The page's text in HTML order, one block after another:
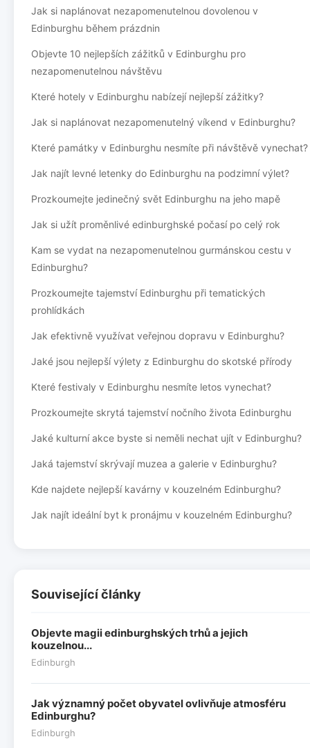
Jak si naplánovat nezapomenutelnou dovolenou v
Edinburghu během prázdnin
Objevte 10 nejlepších zážitků v Edinburghu pro
nezapomenutelnou návštěvu
Které hotely v Edinburghu nabízejí nejlepší zážitky?
Jak si naplánovat nezapomenutelný víkend v Edinburghu?
Které památky v Edinburghu nesmíte při návštěvě vynechat?
Jak najít levné letenky do Edinburghu na podzimní výlet?
Prozkoumejte jedinečný svět Edinburghu na jeho mapě
Jak si užít proměnlivé edinburghské počasí po celý rok
Kam se vydat na nezapomenutelnou gurmánskou cestu v
Edinburghu?
Prozkoumejte tajemství Edinburghu při tematických
prohlídkách
Jak efektivně využívat veřejnou dopravu v Edinburghu?
Jaké jsou nejlepší výlety z Edinburghu do skotské přírody
Které festivaly v Edinburghu nesmíte letos vynechat?
Prozkoumejte skrytá tajemství nočního života Edinburghu
Jaké kulturní akce byste si neměli nechat ujít v Edinburghu?
Jaká tajemství skrývají muzea a galerie v Edinburghu?
Kde najdete nejlepší kavárny v kouzelném Edinburghu?
Jak najít ideální byt k pronájmu v kouzelném Edinburghu?
Související články
Objevte magii edinburghských trhů a jejich
kouzelnou...
Edinburgh
Jak významný počet obyvatel ovlivňuje atmosféru
Edinburghu?
Edinburgh